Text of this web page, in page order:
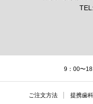
9：00〜
ご注文方法 提携歯